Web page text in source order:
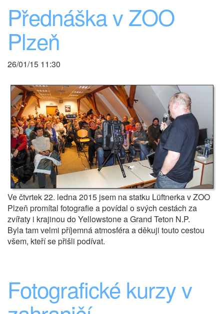
Přednáška v ZOO
Plzeň
26/01/15 11:30
Ve čtvrtek 22. ledna 2015 jsem na statku Lüftnerka v ZOO
Plzeň promítal fotografie a povídal o svých cestách za
zvířaty i krajinou do Yellowstone a Grand Teton N.P.
Byla tam velmi příjemná atmosféra a děkuji touto cestou
všem, kteří se přišli podívat.
Fotografické kurzy v